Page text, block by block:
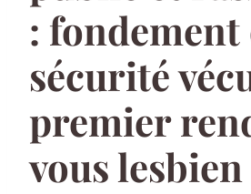
: fondement
sécurité
premier
vous lesbien